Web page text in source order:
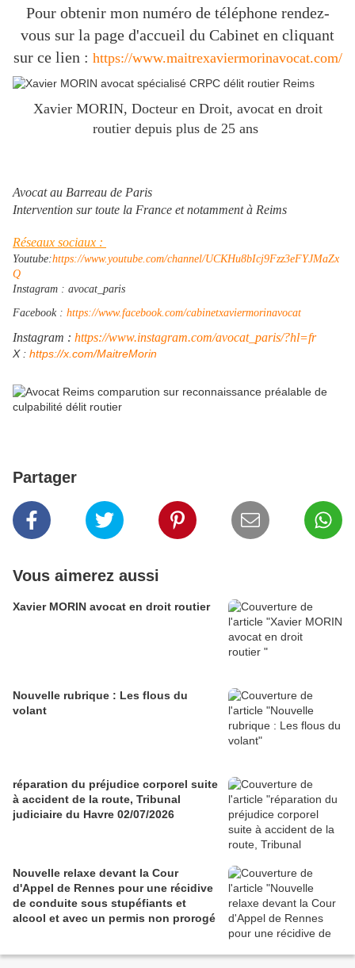
Pour obtenir mon numéro de téléphone rendez-
vous sur la page d'accueil du Cabinet en cliquant
sur ce lien : https://www.maitrexaviermorinavocat.com/
Xavier MORIN, Docteur en Droit, avocat en droit
routier depuis plus de 25 ans
Avocat au Barreau de Paris
Intervention sur toute la France et notamment à Reims
Réseaux sociaux :
Youtube:https://www.youtube.com/channel/UCKHu8bIcj9Fzz3eFYJMaZx
Q
Instagram : avocat_paris
Facebook : https://www.facebook.com/cabinetxaviermorinavocat
Instagram : https://www.instagram.com/avocat_paris/?hl=fr
​X : https://x.com/MaitreMorin
Partager
Vous aimerez aussi
Xavier MORIN avocat en droit routier
Nouvelle rubrique : Les flous du
volant
réparation du préjudice corporel suite
à accident de la route, Tribunal
judiciaire du Havre 02/07/2026
Nouvelle relaxe devant la Cour
d'Appel de Rennes pour une récidive
de conduite sous stupéfiants et
alcool et avec un permis non prorogé